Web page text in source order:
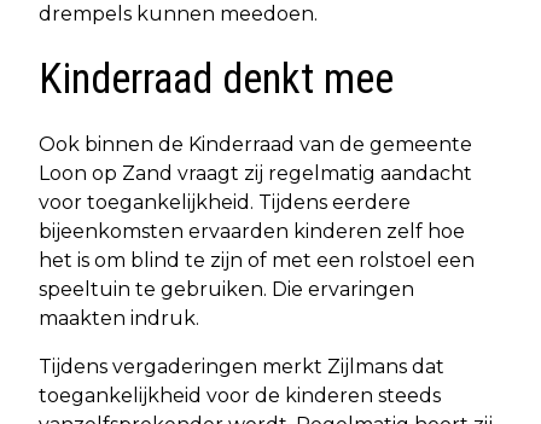
drempels kunnen meedoen.
Kinderraad denkt mee
Ook binnen de Kinderraad van de gemeente
Loon op Zand vraagt zij regelmatig aandacht
voor toegankelijkheid. Tijdens eerdere
bijeenkomsten ervaarden kinderen zelf hoe
het is om blind te zijn of met een rolstoel een
speeltuin te gebruiken. Die ervaringen
maakten indruk.
Tijdens vergaderingen merkt Zijlmans dat
toegankelijkheid voor de kinderen steeds